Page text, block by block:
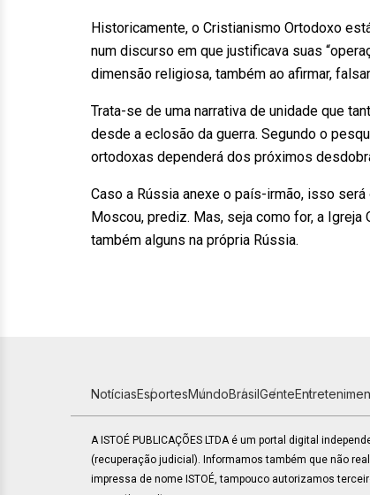
Historicamente, o Cristianismo Ortodoxo
num discurso em que justificava suas
dimensão religiosa, também ao afirmar,
Trata-se de uma narrativa de unidade que
desde a eclosão da guerra. Segundo o
ortodoxas dependerá dos próximos
Caso a Rússia anexe o país-irmão, isso
Moscou, prediz. Mas, seja como for, a
também alguns na própria Rússia.
NotíciasEsportesMundoBrasilGente
A ISTOÉ PUBLICAÇÕES LTDA é um portal digital
(recuperação judicial). Informamos também que não
impressa de nome ISTOÉ, tampouco autorizamos